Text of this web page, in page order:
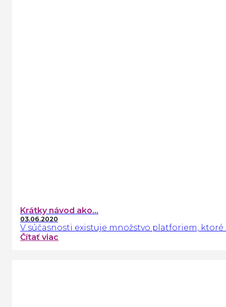
Krátky návod ako...
03.06.2020
V súčasnosti existuje množstvo platforiem, ktoré
Čítať viac